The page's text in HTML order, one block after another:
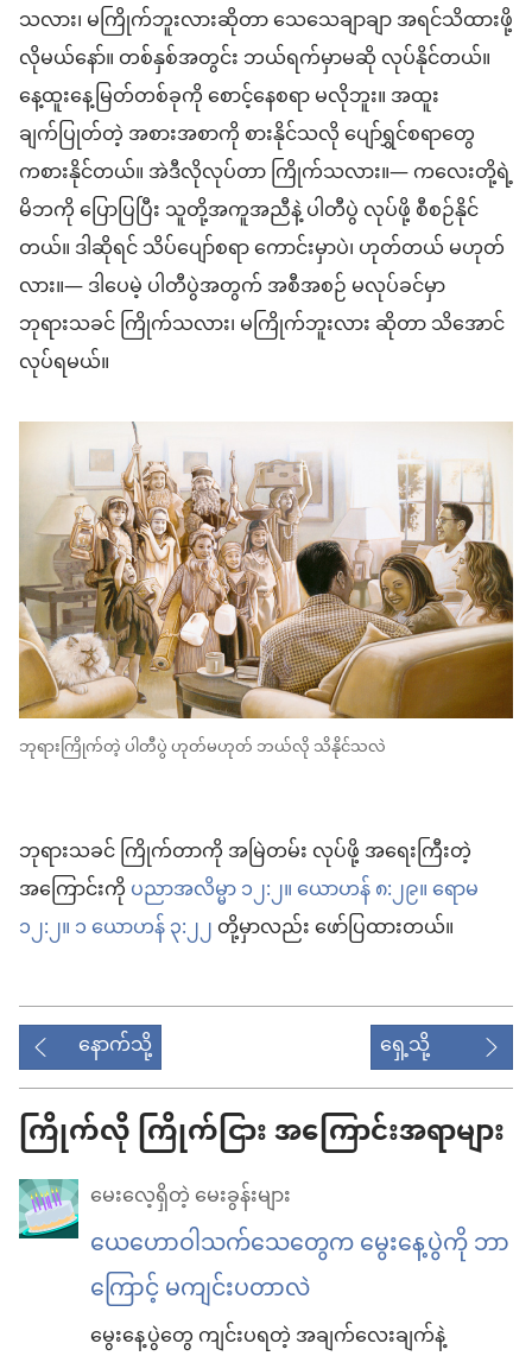
သလား၊ မကြိုက်ဘူးလားဆိုတာ သေသေချာချာ အရင်သိထားဖို့
လိုမယ်နော်။ တစ်နှစ်အတွင်း ဘယ်ရက်မှာမဆို လုပ်နိုင်တယ်။
နေ့ထူးနေ့မြတ်တစ်ခုကို စောင့်နေစရာ မလိုဘူး။ အထူး
ချက်ပြုတ်တဲ့ အစားအစာကို စားနိုင်သလို ပျော်ရွှင်စရာတွေ
ကစားနိုင်တယ်။ အဲဒီလိုလုပ်တာ ကြိုက်သလား။— ကလေးတို့ရဲ့
မိဘကို ပြောပြပြီး သူတို့အကူအညီနဲ့ ပါတီပွဲ လုပ်ဖို့ စီစဉ်နိုင်
တယ်။ ဒါဆိုရင် သိပ်ပျော်စရာ ကောင်းမှာပဲ၊ ဟုတ်တယ် မဟုတ်
လား။— ဒါပေမဲ့ ပါတီပွဲအတွက် အစီအစဉ် မလုပ်ခင်မှာ
ဘုရားသခင် ကြိုက်သလား၊ မကြိုက်ဘူးလား ဆိုတာ သိအောင်
လုပ်ရမယ်။
ဘုရားကြိုက်တဲ့ ပါတီပွဲ ဟုတ်မဟုတ် ဘယ်လို သိနိုင်သလဲ
ဘုရားသခင် ကြိုက်တာကို အမြဲတမ်း လုပ်ဖို့ အရေးကြီးတဲ့
အကြောင်းကိုပညာအလိမ္မာ ၁၂:၂။ယောဟန် ၈:၂၉။ရောမ
၁၂:၂။၁ ယောဟန် ၃:၂၂တို့မှာလည်း ဖော်ပြထားတယ်။
နောက်သို့ ရှေ့သို့
ကြိုက်လို ကြိုက်ငြား အကြောင်းအရာများ
မေးလေ့ရှိတဲ့ မေးခွန်းများ
ယေဟောဝါသက်သေတွေက မွေးနေ့ပွဲကို ဘာ
ကြောင့် မကျင်းပတာလဲ
မွေးနေ့ပွဲတွေ ကျင်းပရတဲ့ အချက်လေးချက်နဲ့